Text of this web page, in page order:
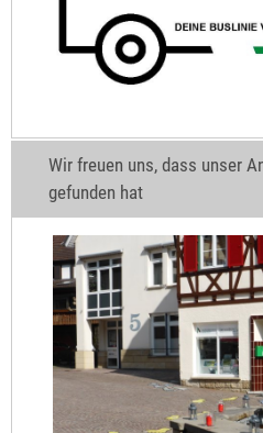
Wir freuen uns, dass unser
gefunden hat